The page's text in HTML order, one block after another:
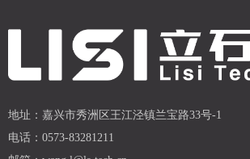
地址： 嘉兴市秀洲区王江泾镇兰宝路33号-1
电话： 0573-83281211